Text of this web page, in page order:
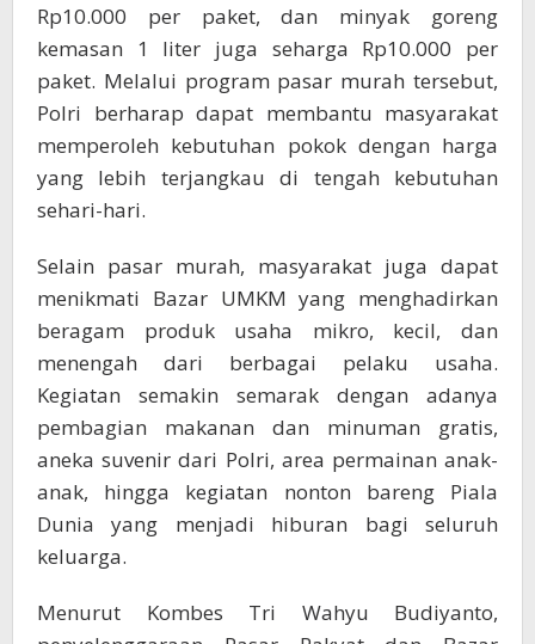
Rp10.000 per paket, dan minyak goreng
kemasan 1 liter juga seharga Rp10.000 per
paket. Melalui program pasar murah tersebut,
Polri berharap dapat membantu masyarakat
memperoleh kebutuhan pokok dengan harga
yang lebih terjangkau di tengah kebutuhan
sehari-hari.
Selain pasar murah, masyarakat juga dapat
menikmati Bazar UMKM yang menghadirkan
beragam produk usaha mikro, kecil, dan
menengah dari berbagai pelaku usaha.
Kegiatan semakin semarak dengan adanya
pembagian makanan dan minuman gratis,
aneka suvenir dari Polri, area permainan anak-
anak, hingga kegiatan nonton bareng Piala
Dunia yang menjadi hiburan bagi seluruh
keluarga.
Menurut Kombes Tri Wahyu Budiyanto,